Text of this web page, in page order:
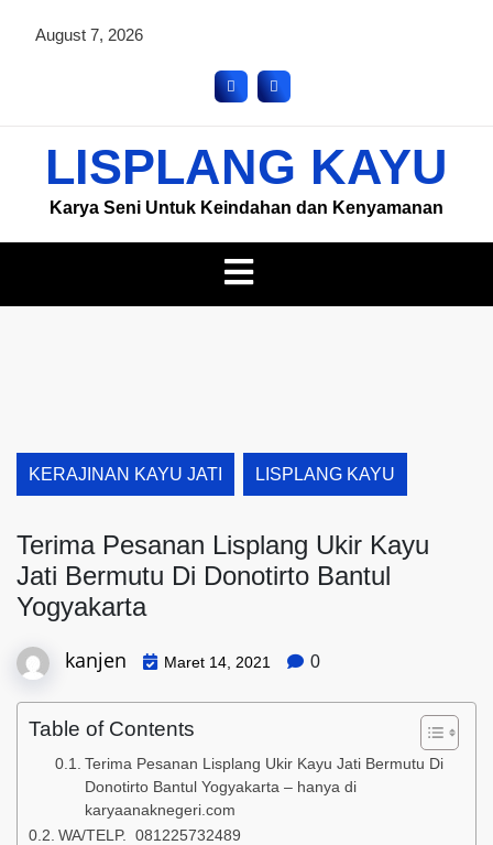
August 7, 2026
LISPLANG KAYU
Karya Seni Untuk Keindahan dan Kenyamanan
KERAJINAN KAYU JATI LISPLANG KAYU
Terima Pesanan Lisplang Ukir Kayu
Jati Bermutu Di Donotirto Bantul
Yogyakarta
kanjen Maret 14, 2021 0
Table of Contents
Terima Pesanan Lisplang Ukir Kayu Jati Bermutu Di
Donotirto Bantul Yogyakarta – hanya di
karyaanaknegeri.com
WA/TELP. 081225732489